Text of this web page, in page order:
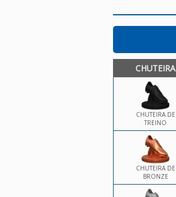
CHUTEIRA
CHUTEIRA DE
TREINO
CHUTEIRA DE
BRONZE